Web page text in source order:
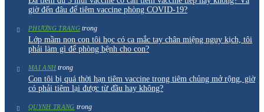
giờ đến đâu để tiêm vaccine phòng COVID-19?
PHƯƠNG TRANGtrong
Lớp mầm non con tôi học có ca mắc tay chân miệng nguy kịch, tôi
phải làm gì để phòng bệnh cho con?
MAI ANH trong
Con tôi bị quá thời hạn tiêm vaccine trong tiêm chủng mở rộng, giờ
có phải tiêm lại được từ đầu hay không?
QUYNH TRANG trong